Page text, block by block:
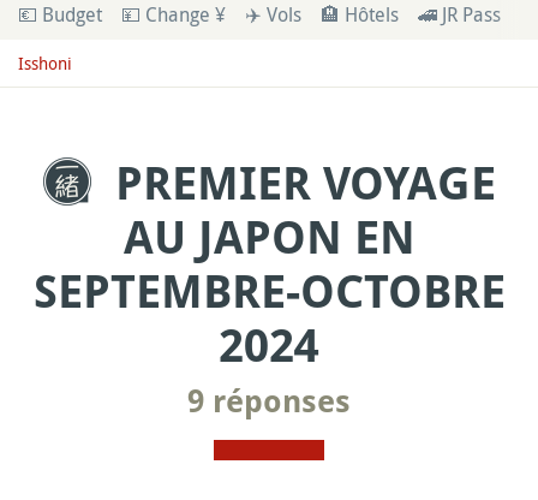
💶 Budget 💴 Change ¥ ✈️ Vols 🏨 Hôtels 🚄 JR Pass
Isshoni
PREMIER VOYAGE
AU JAPON EN
SEPTEMBRE-OCTOBRE
2024
9 réponses